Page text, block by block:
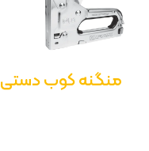
منگنه کوب دستی